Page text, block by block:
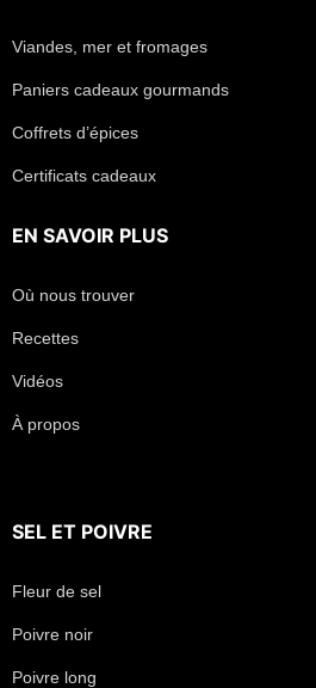
Viandes, mer et fromages
Paniers cadeaux gourmands
Coffrets d’épices
Certificats cadeaux
EN SAVOIR PLUS
Où nous trouver
Recettes
Vidéos
À propos
SEL ET POIVRE
Fleur de sel
Poivre noir
Poivre long